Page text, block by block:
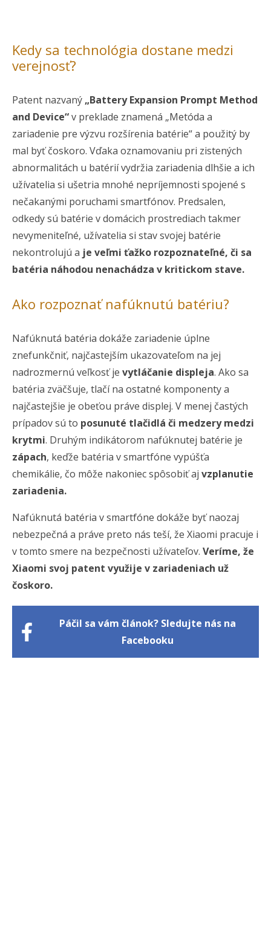
Kedy sa technológia dostane medzi
verejnosť?
Patent nazvaný „Battery Expansion Prompt Method
and Device“v preklade znamená „Metóda a
zariadenie pre výzvu rozšírenia batérie“ a použitý by
mal byť čoskoro. Vďaka oznamovaniu pri zistených
abnormalitách u batérií vydržia zariadenia dlhšie a ich
užívatelia si ušetria mnohé nepríjemnosti spojené s
nečakanými poruchami smartfónov. Predsalen,
odkedy sú batérie v domácich prostrediach takmer
nevymeniteľné, užívatelia si stav svojej batérie
nekontrolujú a je veľmi ťažko rozpoznateľné, či sa
batéria náhodou nenachádza v kritickom stave.
Ako rozpoznať nafúknutú batériu?
Nafúknutá batéria dokáže zariadenie úplne
znefunkčniť, najčastejším ukazovateľom na jej
nadrozmernú veľkosť je vytláčanie displeja. Ako sa
batéria zväčšuje, tlačí na ostatné komponenty a
najčastejšie je obeťou práve displej. V menej častých
prípadov sú to posunuté tlačidlá či medzery medzi
krytmi. Druhým indikátorom nafúknutej batérie je
zápach, keďže batéria v smartfóne vypúšťa
chemikálie, čo môže nakoniec spôsobiť aj vzplanutie
zariadenia.
Nafúknutá batéria v smartfóne dokáže byť naozaj
nebezpečná a práve preto nás teší, že Xiaomi pracuje i
v tomto smere na bezpečnosti užívateľov. Veríme, že
Xiaomi svoj patent využije v zariadeniach už
čoskoro.
Páčil sa vám článok? Sledujte nás na
Facebooku